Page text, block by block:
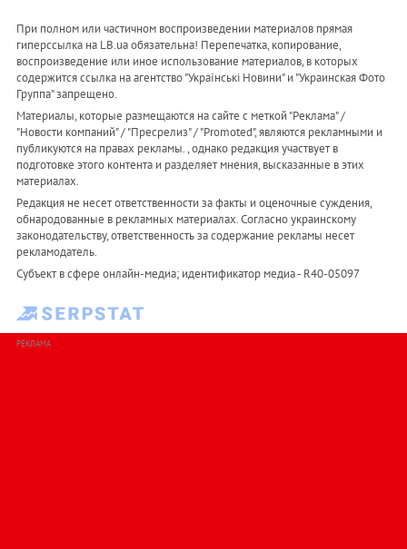
При полном или частичном воспроизведении материалов прямая
гиперссылка на LB.ua обязательна! Перепечатка, копирование,
воспроизведение или иное использование материалов, в которых
содержится ссылка на агентство "Українськi Новини" и "Украинская Фото
Группа" запрещено.
Материалы, которые размещаются на сайте с меткой "Реклама" /
"Новости компаний" / "Пресрелиз" / "Promoted", являются рекламными и
публикуются на правах рекламы. , однако редакция участвует в
подготовке этого контента и разделяет мнения, высказанные в этих
материалах.
Редакция не несет ответственности за факты и оценочные суждения,
обнародованные в рекламных материалах. Согласно украинскому
законодательству, ответственность за содержание рекламы несет
рекламодатель.
Субъект в сфере онлайн-медиа; идентификатор медиа - R40-05097
РЕКЛАМА